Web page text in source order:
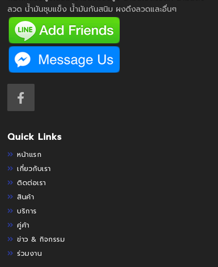
ลวด น้ำมันชุบแข็ง น้ำมันกันสนิม ผงดึงลวดและอื่นๆ
Quick Links
หน้าแรก
เกี่ยวกับเรา
ติดต่อเรา
สินค้า
บริการ
คู่ค้า
ข่าว & กิจกรรม
ร่วมงาน